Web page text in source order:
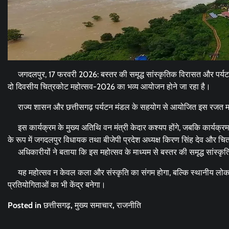
जगदलपुर, 17 फरवरी 2026: बस्तर की समृद्ध सांस्कृतिक विरासत और
दो दिवसीय चित्रकोट महोत्सव-2026 का भव्य आयोजन होने जा रहा है।
राज्य शासन और छत्तीसगढ़ पर्यटन मंडल के सहयोग से आयोजित इस रजत
इस कार्यक्रम के मुख्य अतिथि वन मंत्री केदार कश्यप होंगे, जबकि कार्यक्रम
के रूप में जगदलपुर विधायक तथा बीजेपी प्रदेश अध्यक्ष किरण सिंह देव और
अधिकारीयों ने बताया कि इस महोत्सव के माध्यम से बस्तर की समृद्ध
यह महोत्सव न केवल कला और संस्कृति का संगम होगा, बल्कि स्थानीय
प्रतियोगिताओं का भी केंद्र बनेगा।
Posted inछत्तीसगढ़,मुख्य समाचार,राजनीति